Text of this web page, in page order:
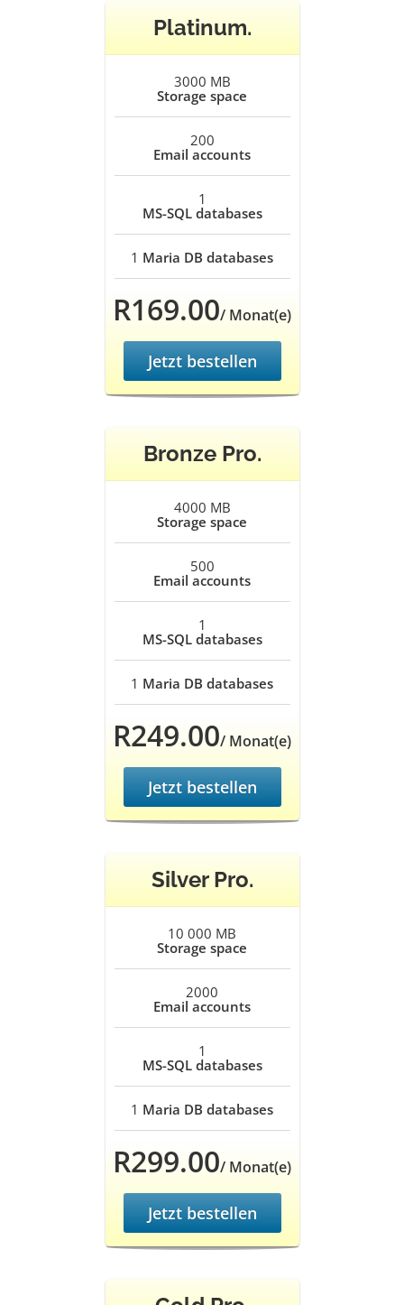
Platinum.
3000 MB
Storage space
200
Email accounts
1
MS-SQL databases
1 Maria DB databases
R169.00/ Monat(e)
Jetzt bestellen
Bronze Pro.
4000 MB
Storage space
500
Email accounts
1
MS-SQL databases
1 Maria DB databases
R249.00/ Monat(e)
Jetzt bestellen
Silver Pro.
10 000 MB
Storage space
2000
Email accounts
1
MS-SQL databases
1 Maria DB databases
R299.00/ Monat(e)
Jetzt bestellen